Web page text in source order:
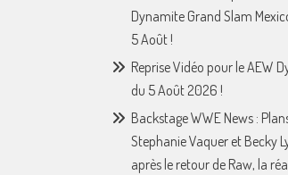
Dynamite Grand Slam
5 Août !
Reprise Vidéo pour le AEW
du 5 Août 2026 !
Backstage WWE News :
Stephanie Vaquer et Becky
après le retour de Raw, la